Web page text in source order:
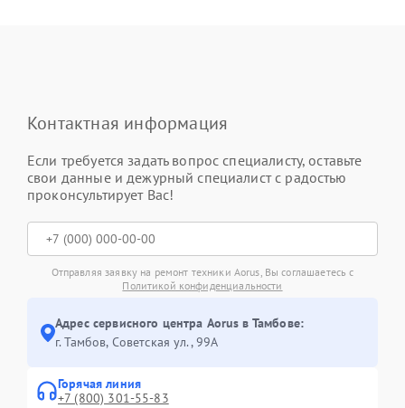
Контактная информация
Если требуется задать вопрос специалисту, оставьте
свои данные и дежурный специалист с радостью
проконсультирует Вас!
Отправляя заявку на ремонт техники Aorus, Вы соглашаетесь с
Политикой конфиденциальности
Адрес сервисного центра Aorus в Тамбове:
г. Тамбов, Советская ул., 99А
Горячая линия
+7 (800) 301-55-83